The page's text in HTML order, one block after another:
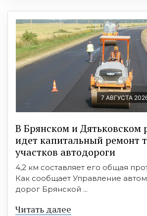
7 АВГУСТА
В Брянском и Дятьковском
идет капитальный ремонт
участков автодороги
4,2 км составляет его общая
Как сообщает Управление
дорог Брянской ...
Читать далее